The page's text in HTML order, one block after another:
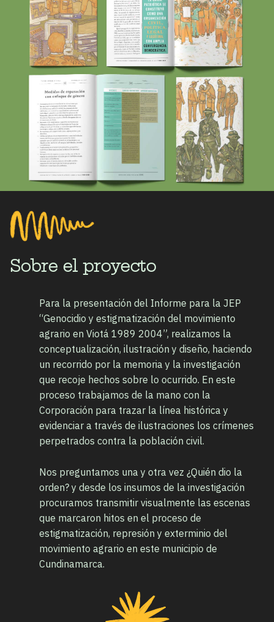
Sobre el proyecto
Para la presentación del Informe para la JEP
“Genocidio y estigmatización del movimiento
agrario en Viotá 1989 2004”, realizamos la
conceptualización, ilustración y diseño, haciendo
un recorrido por la memoria y la investigación
que recoje hechos sobre lo ocurrido. En este
proceso trabajamos de la mano con la
Corporación para trazar la línea histórica y
evidenciar a través de ilustraciones los crímenes
perpetrados contra la población civil.
Nos preguntamos una y otra vez ¿Quién dio la
orden? y desde los insumos de la investigación
procuramos transmitir visualmente las escenas
que marcaron hitos en el proceso de
estigmatización, represión y exterminio del
movimiento agrario en este municipio de
Cundinamarca.